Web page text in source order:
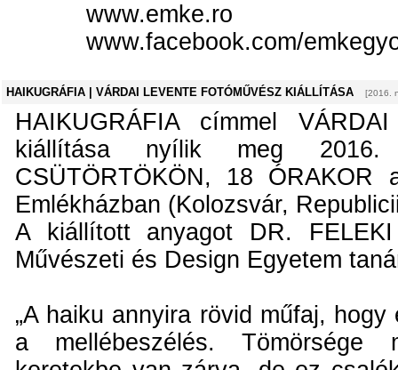
www.emke.ro
www.facebook.com/
HAIKUGRÁFIA | VÁRDAI LEVENTE FOTÓMŰVÉSZ KIÁLLÍTÁSA [2016.
HAIKUGRÁFIA címmel
kiállítása nyílik meg 2016.
CSÜTÖRTÖKÖN, 18 ÓRAKOR
Emlékházban (Kolozsvár,
A kiállított anyagot DR.
Művészeti és Design Egyetem
„A haiku annyira rövid műfaj,
a mellébeszélés. Tömörsége